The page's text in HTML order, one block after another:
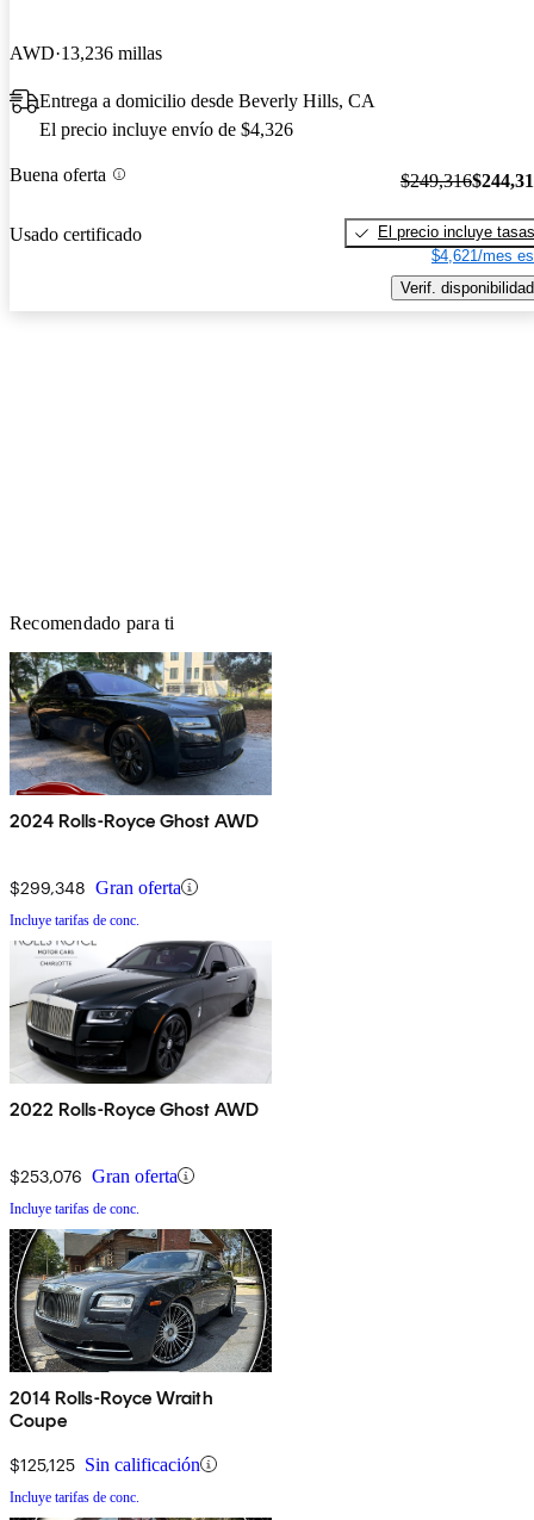
AWD 13,236 millas
Entrega a domicilio desde Beverly Hills, CA
El precio incluye envío de $4,326
Buena oferta
Usado certificado
$249,316
El precio incluye tasas
$4,621/mes
Verif. disponibilidad
Recomendado para ti
2024 Rolls-Royce Ghost AWD
$299,348 Gran oferta
Incluye tarifas de conc.
2022 Rolls-Royce Ghost AWD
$253,076 Gran oferta
Incluye tarifas de conc.
2014 Rolls-Royce Wraith
Coupe
$125,125 Sin calificación
Incluye tarifas de conc.